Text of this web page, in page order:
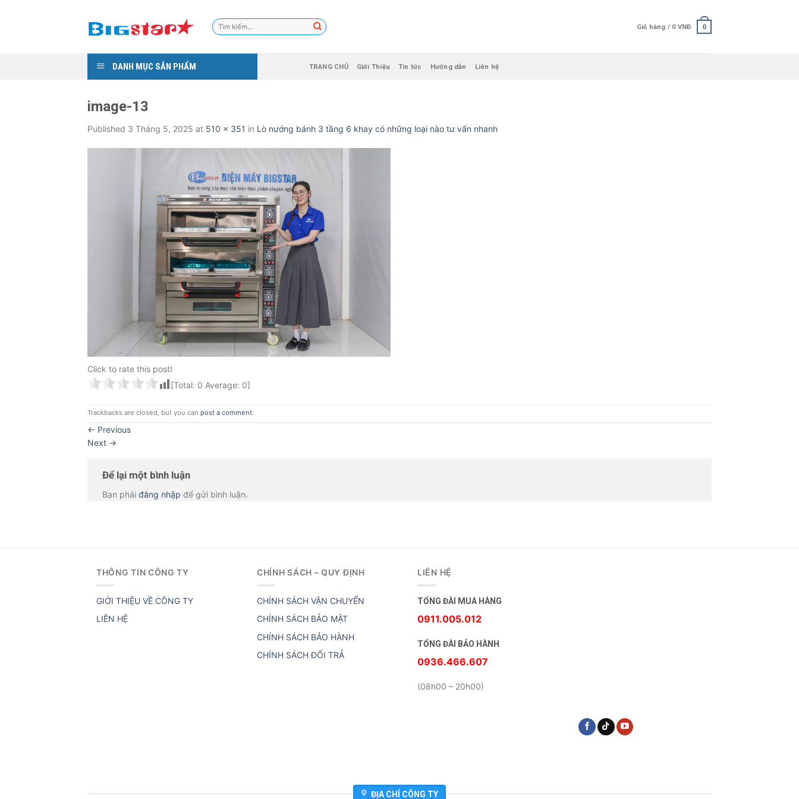
Tìm
kiếm:
Giỏ hàng / 0 VNĐ 0
DANH MỤC SẢN PHẨM TRANG CHỦ Giới Thiệu Tin tức Hướng dẫn Liên hệ
image-13
Published 3 Tháng 5, 2025 at 510 × 351 in Lò nướng bánh 3 tầng 6 khay có những loại nào tư vấn nhanh
Click to rate this post!
[Total: 0 Average: 0]
Trackbacks are closed, but you can post a comment.
← Previous
Next →
Để lại một bình luận
Bạn phải đăng nhập để gửi bình luận.
THÔNG TIN CÔNG TY
GIỚI THIỆU VỀ CÔNG TY
LIÊN HỆ
CHÍNH SÁCH – QUY ĐỊNH
CHÍNH SÁCH VẬN CHUYỂN
CHÍNH SÁCH BẢO MẬT
CHÍNH SÁCH BẢO HÀNH
CHÍNH SÁCH ĐỔI TRẢ
LIÊN HỆ
TỔNG ĐÀI MUA HÀNG
0911.005.012
TỔNG ĐÀI BẢO HÀNH
0936.466.607
(08h00 – 20h00)
ĐỊA CHỈ CÔNG TY